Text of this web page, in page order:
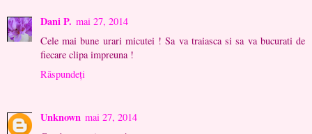
Dani P. mai 27, 2014
Cele mai bune urari micutei ! Sa va traiasca si sa va bucurati de
fiecare clipa impreuna !
Răspundeți
Unknown mai 27, 2014